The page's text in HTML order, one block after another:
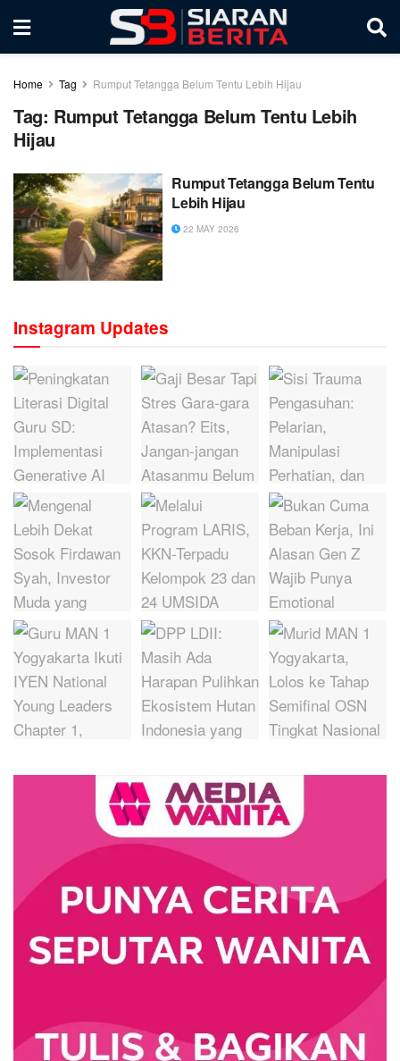
Home Tag Rumput Tetangga Belum Tentu Lebih Hijau
Tag: Rumput Tetangga Belum Tentu Lebih
Hijau
Rumput Tetangga Belum Tentu
Lebih Hijau
22 MAY 2026
Instagram Updates